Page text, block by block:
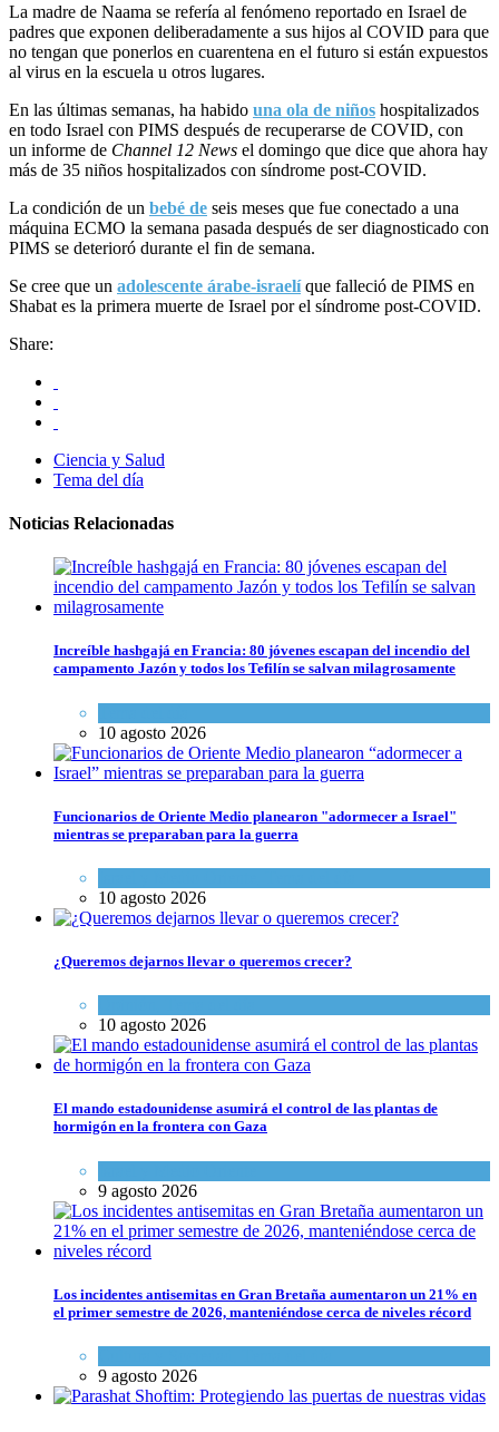
La madre de Naama se refería al fenómeno reportado en Israel de
padres que exponen deliberadamente a sus hijos al COVID para que
no tengan que ponerlos en cuarentena en el futuro si están expuestos
al virus en la escuela u otros lugares.
En las últimas semanas, ha habido una ola de niños hospitalizados
en todo Israel con PIMS después de recuperarse de COVID, con
un informe de Channel 12 News el domingo que dice que ahora hay
más de 35 niños hospitalizados con síndrome post-COVID.
La condición de un bebé de seis meses que fue conectado a una
máquina ECMO la semana pasada después de ser diagnosticado con
PIMS se deterioró durante el fin de semana.
Se cree que un adolescente árabe-israelíque falleció de PIMS en
Shabat es la primera muerte de Israel por el síndrome post-COVID.
Share:
Ciencia y Salud
Tema del día
Noticias Relacionadas
Increíble hashgajá en Francia: 80 jóvenes escapan del incendio del
campamento Jazón y todos los Tefilín se salvan milagrosamente
10 agosto 2026
Funcionarios de Oriente Medio planearon "adormecer a Israel"
mientras se preparaban para la guerra
10 agosto 2026
¿Queremos dejarnos llevar o queremos crecer?
10 agosto 2026
El mando estadounidense asumirá el control de las plantas de
hormigón en la frontera con Gaza
9 agosto 2026
Los incidentes antisemitas en Gran Bretaña aumentaron un 21% en
el primer semestre de 2026, manteniéndose cerca de niveles récord
9 agosto 2026